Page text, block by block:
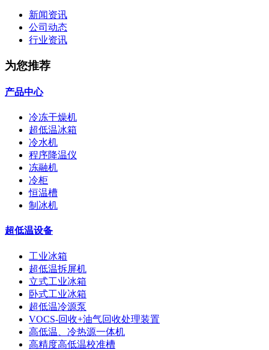
新闻资讯
公司动态
行业资讯
为您推荐
产品中心
冷冻干燥机
超低温冰箱
冷水机
程序降温仪
冻融机
冷柜
恒温槽
制冰机
超低温设备
工业冰箱
超低温拆屏机
立式工业冰箱
卧式工业冰箱
超低温冷源泵
VOCS-回收+油气回收处理装置
高低温、冷热源一体机
高精度高低温校准槽